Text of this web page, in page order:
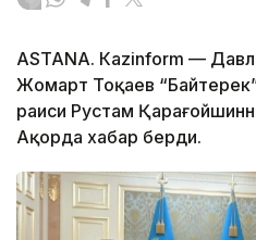
ASTANА. Каzinform —
Жомарт Тоқаев
раиси Рустам
Ақорда хабар берди.